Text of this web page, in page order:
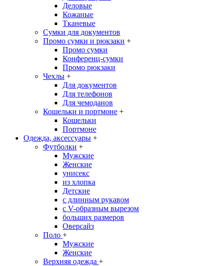
Деловые
Кожаные
Тканевые
Сумки для документов
Промо сумки и рюкзаки +
Промо сумки
Конференц-сумки
Промо рюкзаки
Чехлы +
Для документов
Для телефонов
Для чемоданов
Кошельки и портмоне +
Кошельки
Портмоне
Одежда, аксессуары +
Футболки +
Мужские
Женские
унисекс
из хлопка
Детские
с длинным рукавом
с V-образным вырезом
больших размеров
Оверсайз
Поло +
Мужские
Женские
Верхняя одежда +